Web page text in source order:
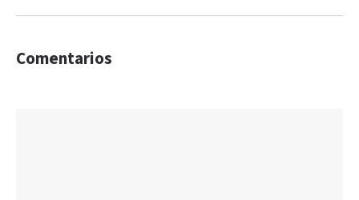
Comentarios